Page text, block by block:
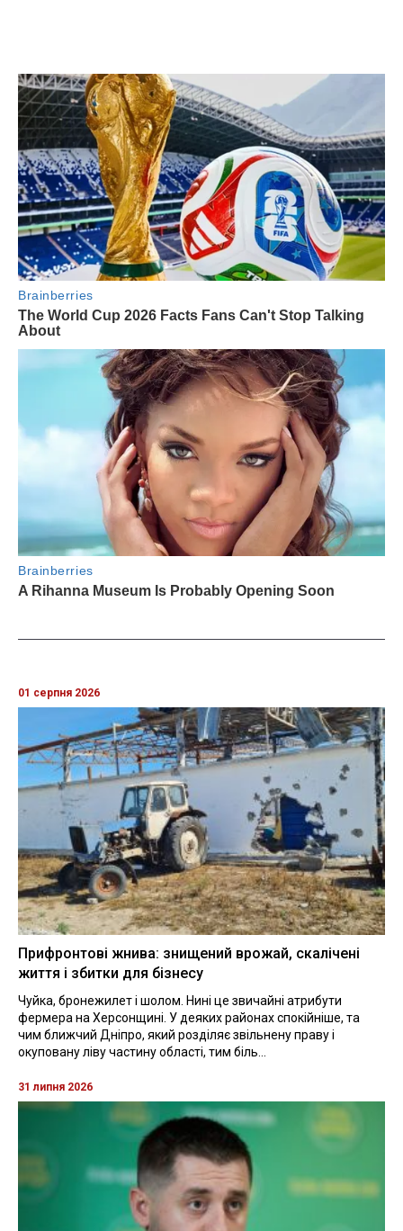
01 серпня 2026
Прифронтові жнива: знищений врожай, скалічені
життя і збитки для бізнесу
Чуйка, бронежилет і шолом. Нині це звичайні атрибути
фермера на Херсонщині. У деяких районах спокійніше, та
чим ближчий Дніпро, який розділяє звільнену праву і
окуповану ліву частину області, тим біль...
31 липня 2026